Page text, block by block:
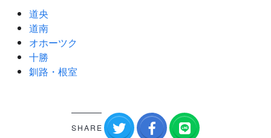
道央
道南
オホーツク
十勝
釧路・根室
SHARE